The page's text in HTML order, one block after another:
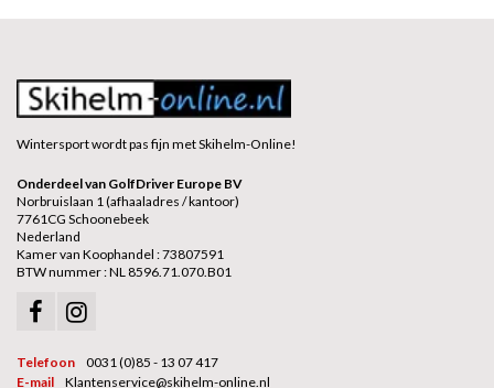
Wintersport wordt pas fijn met Skihelm-Online!
Onderdeel van GolfDriver Europe BV
Norbruislaan 1 (afhaaladres / kantoor)
7761CG Schoonebeek
Nederland
Kamer van Koophandel : 73807591
BTW nummer : NL 8596.71.070.B01
Telefoon
0031 (0)85 - 13 07 417
E-mail
Klantenservice@skihelm-online.nl